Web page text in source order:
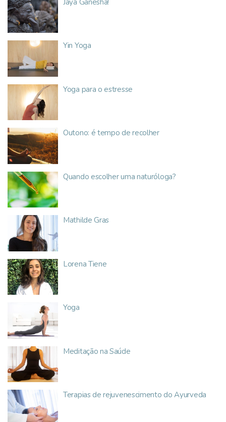
Yin Yoga
Yoga para o estresse
Outono: é tempo de recolher
Quando escolher uma naturóloga?
Mathilde Gras
Lorena Tiene
Yoga
Meditação na Saúde
Terapias de rejuvenescimento do Ayurveda